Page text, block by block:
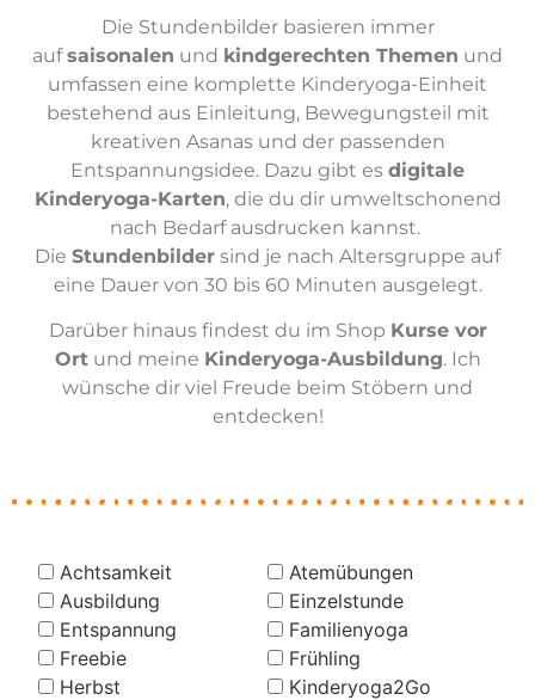
Die Stundenbilder basieren immer
aufsaisonalen und kindgerechten Themen und
umfassen eine komplette Kinderyoga-Einheit
bestehend aus Einleitung, Bewegungsteil mit
kreativen Asanas und der passenden
Entspannungsidee. Dazu gibt es digitale
Kinderyoga-Karten, die du dir umweltschonend
nach Bedarf ausdrucken kannst.
Die Stundenbilder sind je nach Altersgruppe auf
eine Dauer von 30 bis 60 Minuten ausgelegt.
Darüber hinaus findest du im Shop Kurse vor
Ortund meine Kinderyoga-Ausbildung. Ich
wünsche dir viel Freude beim Stöbern und
entdecken!
Achtsamkeit
Atemübungen
Ausbildung
Einzelstunde
Entspannung
Familienyoga
Freebie
Frühling
Herbst
Kinderyoga2Go